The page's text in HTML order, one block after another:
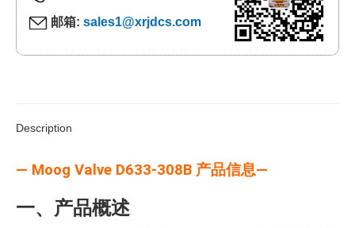
邮箱: sales1@xrjdcs.com
Description
— Moog Valve D633-308B 产品信息—
一、产品概述